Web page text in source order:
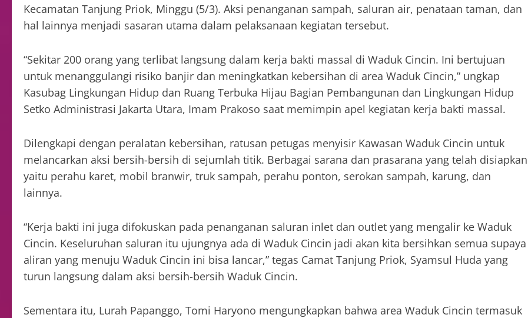
Kecamatan Tanjung Priok, Minggu (5/3). Aksi penanganan sampah, saluran air, penataan taman, dan
hal lainnya menjadi sasaran utama dalam pelaksanaan kegiatan tersebut.
“Sekitar 200 orang yang terlibat langsung dalam kerja bakti massal di Waduk Cincin. Ini bertujuan
untuk menanggulangi risiko banjir dan meningkatkan kebersihan di area Waduk Cincin,” ungkap
Kasubag Lingkungan Hidup dan Ruang Terbuka Hijau Bagian Pembangunan dan Lingkungan Hidup
Setko Administrasi Jakarta Utara, Imam Prakoso saat memimpin apel kegiatan kerja bakti massal.
Dilengkapi dengan peralatan kebersihan, ratusan petugas menyisir Kawasan Waduk Cincin untuk
melancarkan aksi bersih-bersih di sejumlah titik. Berbagai sarana dan prasarana yang telah disiapkan
yaitu perahu karet, mobil branwir, truk sampah, perahu ponton, serokan sampah, karung, dan
lainnya.
“Kerja bakti ini juga difokuskan pada penanganan saluran inlet dan outlet yang mengalir ke Waduk
Cincin. Keseluruhan saluran itu ujungnya ada di Waduk Cincin jadi akan kita bersihkan semua supaya
aliran yang menuju Waduk Cincin ini bisa lancar,” tegas Camat Tanjung Priok, Syamsul Huda yang
turun langsung dalam aksi bersih-bersih Waduk Cincin.
Sementara itu, Lurah Papanggo, Tomi Haryono mengungkapkan bahwa area Waduk Cincin termasuk